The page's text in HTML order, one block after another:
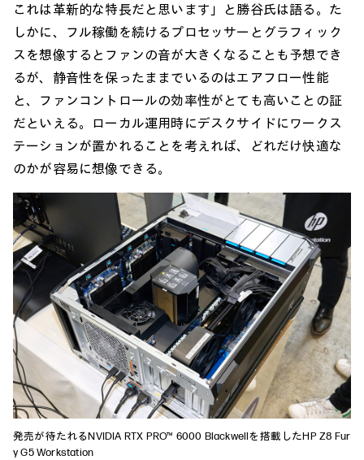
これは革新的な特長だと思います」と勝谷氏は語る。た
しかに、フル稼働を続けるプロセッサーとグラフィック
スを想像するとファンの音が大きくなることも予想でき
るが、静音性を保ったままでいるのはエアフロー性能
と、ファンコントロールの効率性がとても高いことの証
だといえる。ローカル運用時にデスクサイドにワークス
テーションが置かれることを考えれば、どれだけ快適な
のかが容易に想像できる。
発売が待たれるNVIDIA RTX PRO™ 6000 Blackwellを搭載したHP Z8 Fur
y G5 Workstation